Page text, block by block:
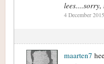
4 December
maarten7